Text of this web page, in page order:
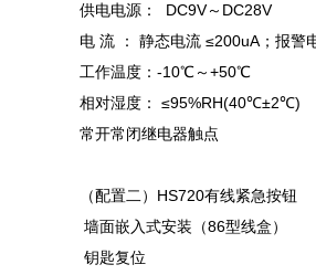
供电电源： DC9V～DC28V
电 流 ： 静态电流 ≤200uA；报警
工作温度：-10℃～+50℃
相对湿度： ≤95%RH(40℃±2℃)
常开常闭继电器触点
（配置二）HS720有线紧急按钮
墙面嵌入式安装（86型线盒）
钥匙复位